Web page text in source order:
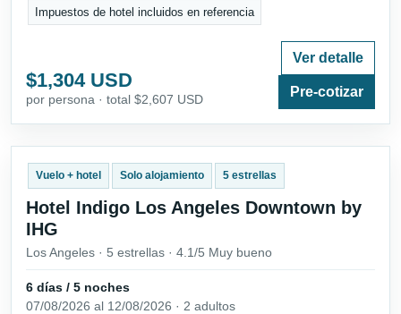
Impuestos de hotel incluidos en referencia
$1,304 USD
por persona · total $2,607 USD
Ver detalle
Pre-cotizar
Vuelo + hotel Solo alojamiento 5 estrellas
Hotel Indigo Los Angeles Downtown by
IHG
Los Angeles · 5 estrellas · 4.1/5 Muy bueno
6 días / 5 noches
07/08/2026 al 12/08/2026 · 2 adultos